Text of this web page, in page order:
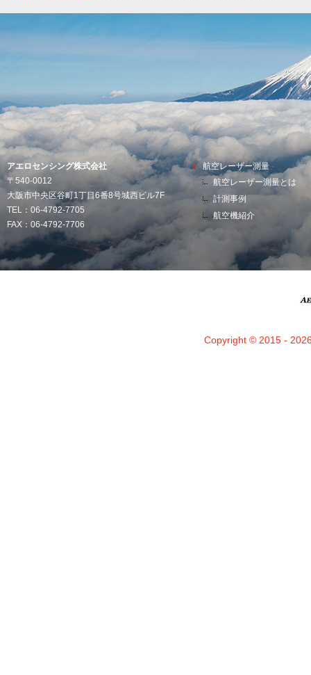
アエロセンシング株式会社
〒540-0012
大阪市中央区谷町1丁目6番8号城西ビル7F
TEL：06-4792-7705
FAX：06-4792-7706
航空レーザー測量
航空レーザー測量とは
計測事例
航空機紹介
Copyright © 2015 -